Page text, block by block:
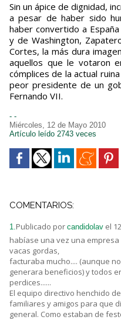
Sin un ápice de dignidad,
a pesar de haber sido
haber convertido a
y de Washington,
Cortes, la más dura
aquellos que le votaron
cómplices de la actual
peor presidente de un
Fernando VII.
- -
Miércoles, 12 de Mayo 2010
Artículo leído 2743 veces
COMENTARIOS:
1.Publicado por candidolav el
habíase una vez una
vacas gordas,
facturaba mucho.... (aunque
generara beneficios) y todos
perdices......
El equipo directivo henchido
familiares y amigos para que
general. Como estaban de